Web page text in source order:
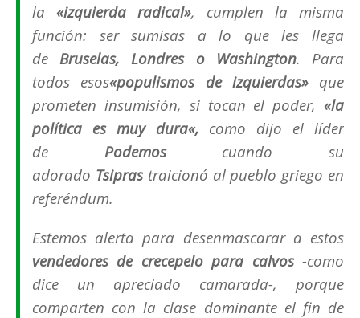
la «izquierda radical», cumplen la misma
función: ser sumisas a lo que les llega
de Bruselas, Londres o Washington. Para
todos esos«populismos de izquierdas»que
prometen insumisión, si tocan el poder, «la
política es muy dura«, como dijo el líder
de Podemos cuando su
adorado Tsiprastraicionó al pueblo griego en
referéndum.
Estemos alerta para desenmascarar a estos
vendedores de crecepelo para calvos-como
dice un apreciado camarada-, porque
comparten con la clase dominante el fin de